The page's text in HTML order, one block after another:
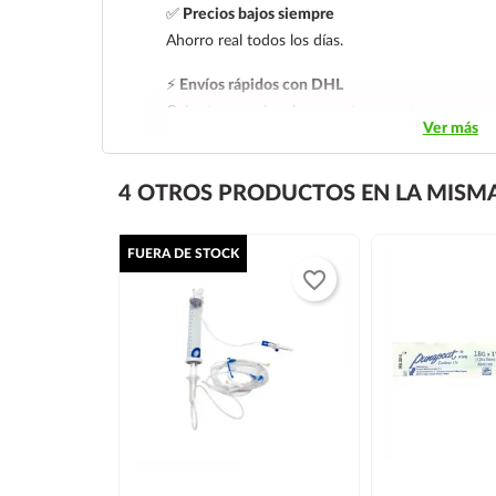
✅ Precios bajos siempre
Ahorro real todos los días.
⚡ Envíos rápidos con DHL
Cobertura nacional con rastreo y entrega segura.
Ver más
4 OTROS PRODUCTOS EN LA
FUERA DE STOCK
favorite_border